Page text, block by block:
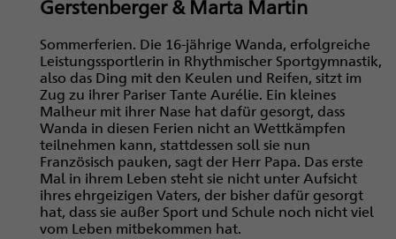
Gerstenberger & Marta Martin
Sommerferien. Die 16-jährige Wanda, erfolgreiche
Leistungssportlerin in Rhythmischer Sportgymnastik,
also das Ding mit den Keulen und Reifen, sitzt im
Zug zu ihrer Pariser Tante Aurélie. Ein kleines
Malheur mit ihrer Nase hat dafür gesorgt, dass
Wanda in diesen Ferien nicht an Wettkämpfen
teilnehmen kann, stattdessen soll sie nun
Französisch pauken, sagt der Herr Papa. Das erste
Mal in ihrem Leben steht sie nicht unter Aufsicht
ihres ehrgeizigen Vaters, der bisher dafür gesorgt
hat, dass sie außer Sport und Schule noch nicht viel
vom Leben mitbekommen hat.